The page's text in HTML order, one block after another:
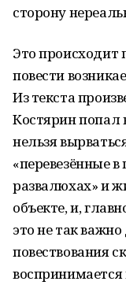
сторону
Это происходит
повести
Из текста
Костярин попал
нельзя
«перевезённые
развалюхах» и
объекте, и,
это не так
повествования
воспринимается